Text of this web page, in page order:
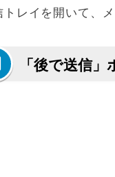
トレイを開いて、
「後で送信